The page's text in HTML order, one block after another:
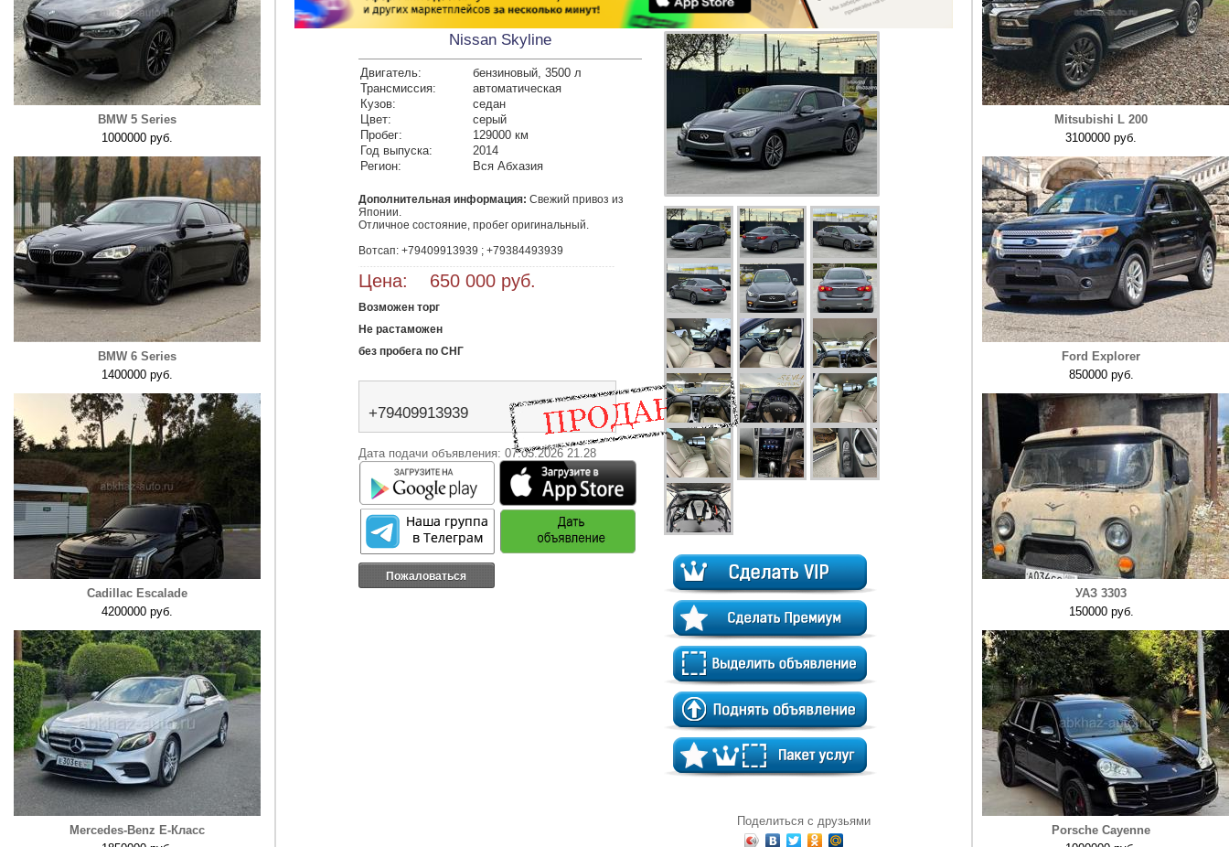
BMW 5 Series
1000000 руб.
BMW 6 Series
1400000 руб.
Cadillac Escalade
4200000 руб.
Mercedes-Benz E-Класс
Nissan Skyline
Двигатель:
бензиновый, 3500 л
Трансмиссия:
автоматическая
Кузов:
седан
Цвет:
серый
Пробег:
129000 км
Год выпуска:
2014
Регион:
Вся Абхазия
Дополнительная информация: Свежий привоз из
Японии.
Отличное состояние, пробег оригинальный.
Вотсап: +79409913939 ; +79384493939
Цена: 650 000 руб.
Возможен торг
Не растаможен
без пробега по СНГ
+79409913939
Дата подачи объявления: 07.05.2026 21.28
Пожаловаться
Поделиться с друзьями
Mitsubishi L 200
3100000 руб.
Ford Explorer
850000 руб.
УАЗ 3303
150000 руб.
Porsche Cayenne